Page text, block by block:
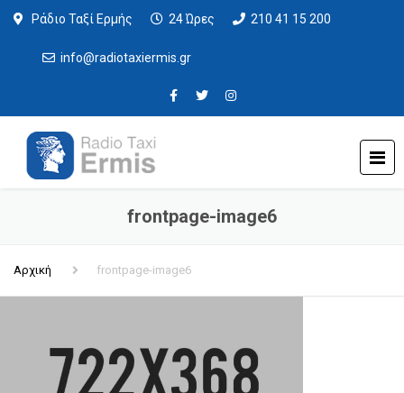
Ράδιο Ταξί Ερμής 24 Ώρες 210 41 15 200
info@radiotaxiermis.gr
frontpage-image6
Αρχική frontpage-image6